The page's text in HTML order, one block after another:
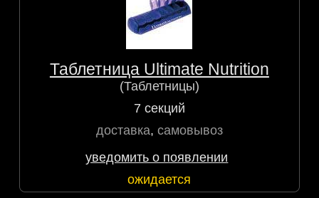
Таблетница Ultimate Nutrition
(Таблетницы)
7 секций
доставка, самовывоз
уведомить о появлении
ожидается